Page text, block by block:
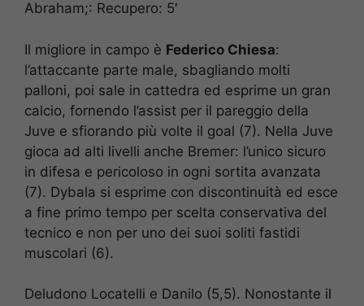
Abraham;: Recupero: 5′
Il migliore in campo è Federico Chiesa:
l’attaccante parte male, sbagliando molti
palloni, poi sale in cattedra ed esprime un gran
calcio, fornendo l’assist per il pareggio della
Juve e sfiorando più volte il goal (7). Nella Juve
gioca ad alti livelli anche Bremer: l’unico sicuro
in difesa e pericoloso in ogni sortita avanzata
(7). Dybala si esprime con discontinuità ed esce
a fine primo tempo per scelta conservativa del
tecnico e non per uno dei suoi soliti fastidi
muscolari (6).
Deludono Locatelli e Danilo (5,5). Nonostante il